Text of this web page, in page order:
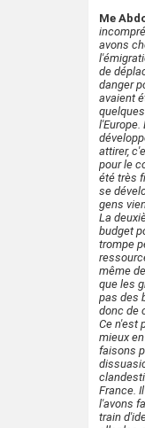
Me
avons
de
danger
avaient
attirer,
pour le
été très
se
gens
La
budget
trompe
même
que les
pas des
donc de
Ce n'est
mieux
faisons
France.
l'avons
train